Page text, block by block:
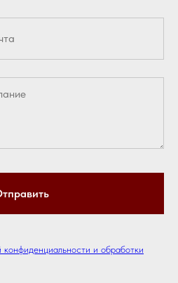
конфиденциальности и обработки